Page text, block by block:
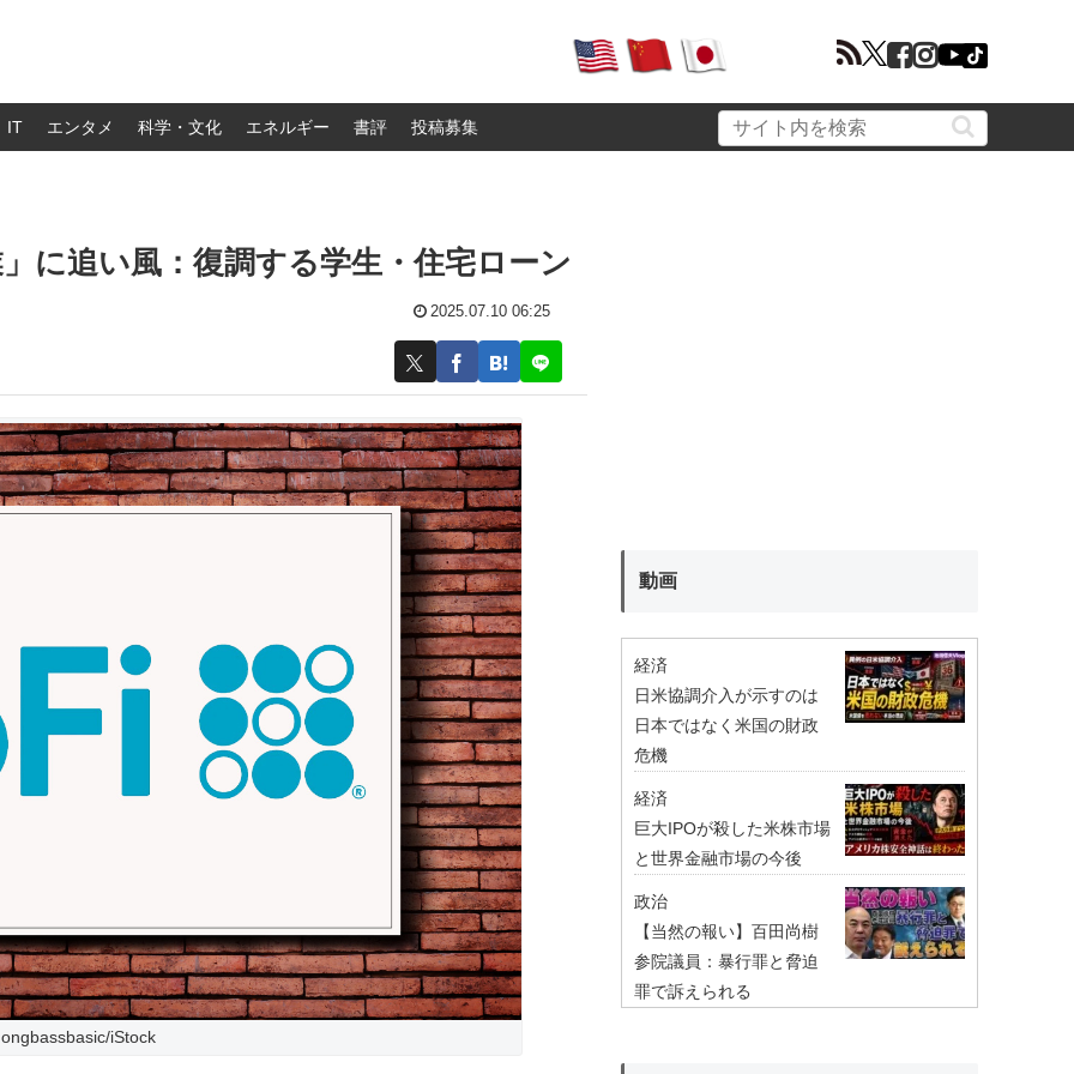
IT エンタメ 科学・文化 エネルギー 書評 投稿募集
に追い風：復調する学生・住宅ローン
2025.07.10 06:25
iStock
動画
経済
日米協調介入が示すのは
日本ではなく米国の財政
危機
経済
巨大IPOが殺した米株市場
と世界金融市場の今後
政治
【当然の報い】百田尚樹
参院議員：暴行罪と脅迫
罪で訴えられる